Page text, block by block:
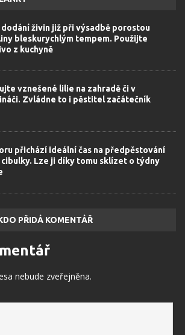
dodání živin již při výsadbě porostou
bleskurychlým tempem. Použijte
z kuchyně
vznešené lilie na zahradě či v
Zvládne to i pěstitel začátečník
přichází ideální čas na předpěstování
cibulky. Lze ji díky tomu sklízet o týdny
PŘIDÁ KOMENTÁŘ
nebude zveřejněna.